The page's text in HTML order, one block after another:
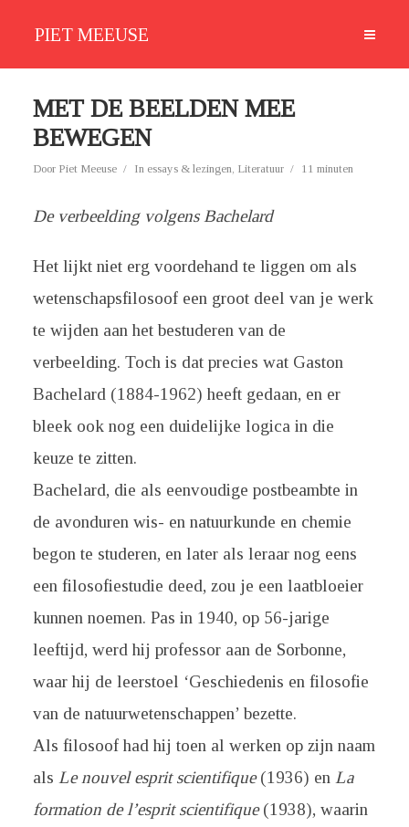
PIET MEEUSE
MET DE BEELDEN MEE
BEWEGEN
Door Piet Meeuse In essays & lezingen, Literatuur 11 minuten
De verbeelding volgens Bachelard
Het lijkt niet erg voordehand te liggen om als
wetenschapsfilosoof een groot deel van je werk
te wijden aan het bestuderen van de
verbeelding. Toch is dat precies wat Gaston
Bachelard (1884-1962) heeft gedaan, en er
bleek ook nog een duidelijke logica in die
keuze te zitten.
Bachelard, die als eenvoudige postbeambte in
de avonduren wis- en natuurkunde en chemie
begon te studeren, en later als leraar nog eens
een filosofiestudie deed, zou je een laatbloeier
kunnen noemen. Pas in 1940, op 56-jarige
leeftijd, werd hij professor aan de Sorbonne,
waar hij de leerstoel ‘Geschiedenis en filosofie
van de natuurwetenschappen’ bezette.
Als filosoof had hij toen al werken op zijn naam
als Le nouvel esprit scientifique(1936) en La
formation de l’esprit scientifique(1938), waarin